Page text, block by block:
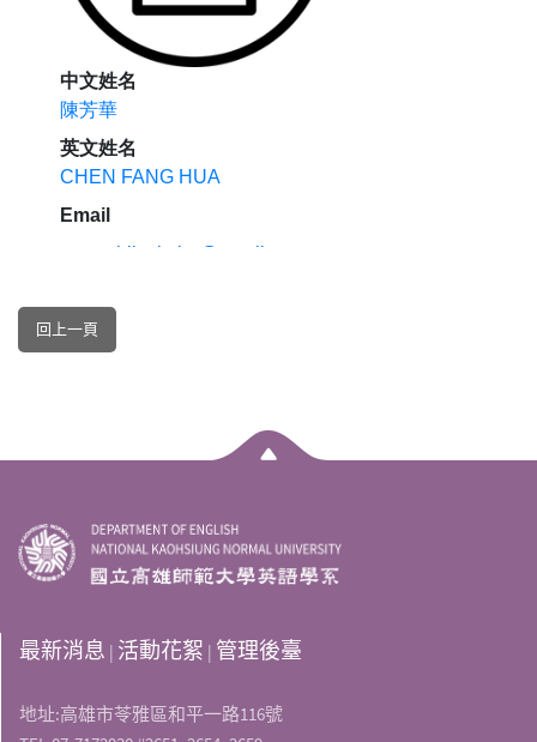
回上一頁
最新消息 | 活動花絮 | 管理後臺
地址:高雄市苓雅區和平一路116號